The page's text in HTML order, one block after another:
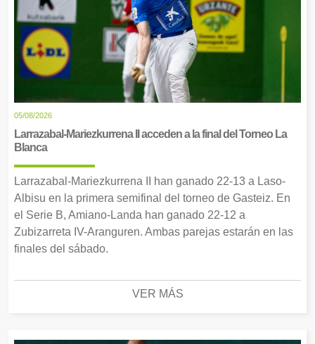
05/08/2026
Larrazabal-Mariezkurrena II acceden a la final del Torneo La
Blanca
Larrazabal-Mariezkurrena II han ganado 22-13 a Laso-
Albisu en la primera semifinal del torneo de Gasteiz. En
el Serie B, Amiano-Landa han ganado 22-12 a
Zubizarreta IV-Aranguren. Ambas parejas estarán en las
finales del sábado.
VER MÁS